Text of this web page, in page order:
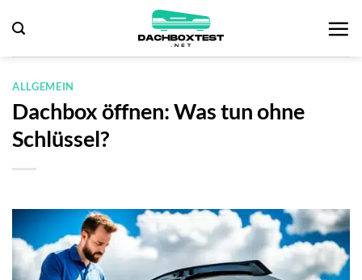
Inhalt
springen
ALLGEMEIN
Dachbox öffnen: Was tun ohne
Schlüssel?